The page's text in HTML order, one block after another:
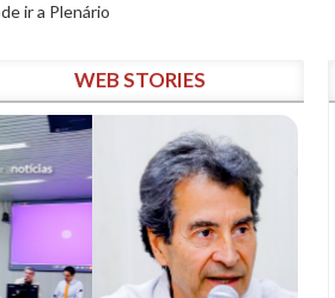
ir a Plenário
WEB STORIES